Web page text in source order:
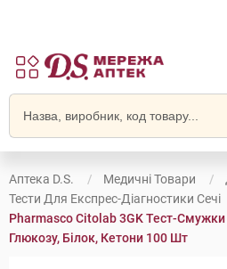
Аптека D.S. Медичні Товари
Тести Для Експрес-Діагностики Сечі
Pharmasco Citolab 3GK Тест-Смужки
Глюкозу, Білок, Кетони 100 Шт